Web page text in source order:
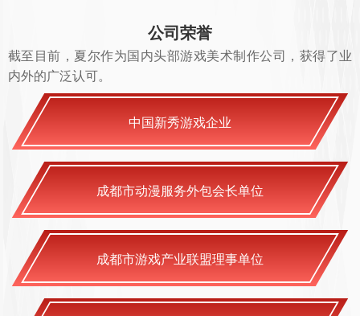
公司荣誉
截至目前，夏尔作为国内头部游戏美术制作公司，获得了业
内外的广泛认可。
中国新秀游戏企业
成都市动漫服务外包会长单位
成都市游戏产业联盟理事单位